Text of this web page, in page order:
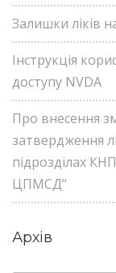
Залишки ліків
Інструкція
доступу NVDA
Про внесення
затвердження
підрозділах
ЦПМСД”
Архів